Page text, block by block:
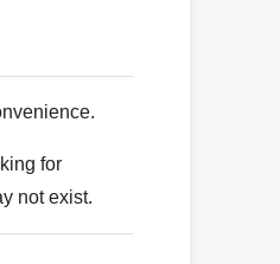
for
not exist.